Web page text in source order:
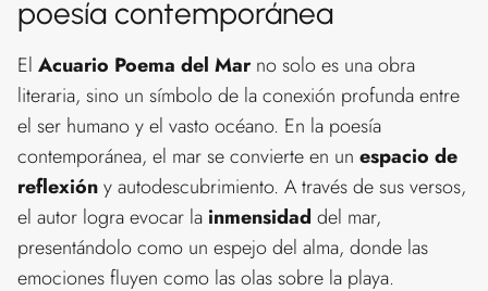
poesía contemporánea
El Acuario Poema del Marno solo es una obra
literaria, sino un símbolo de la conexión profunda entre
el ser humano y el vasto océano. En la poesía
contemporánea, el mar se convierte en un espacio de
reflexióny autodescubrimiento. A través de sus versos,
el autor logra evocar la inmensidad del mar,
presentándolo como un espejo del alma, donde las
emociones fluyen como las olas sobre la playa.